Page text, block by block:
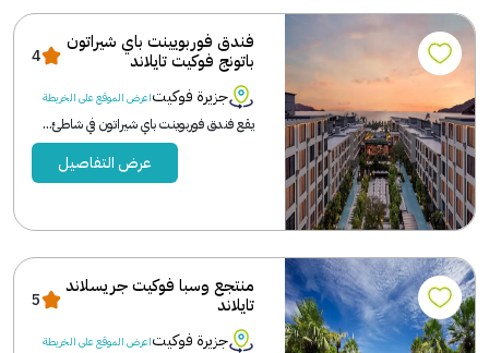
فندق فوربويينت باي شيراتون
باتونج فوكيت تايلاند
4
جزيرة فوكيتاعرض الموقع على الخريطة
يقع فندق فوربوينت باي شيراتون في شاطئ...
عرض التفاصيل
منتجع وسبا فوكيت جريسلاند
تايلاند
5
جزيرة فوكيتاعرض الموقع على الخريطة